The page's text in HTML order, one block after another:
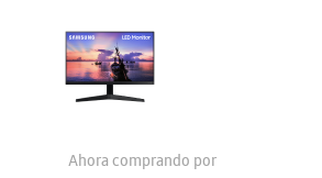
Ahora comprando por